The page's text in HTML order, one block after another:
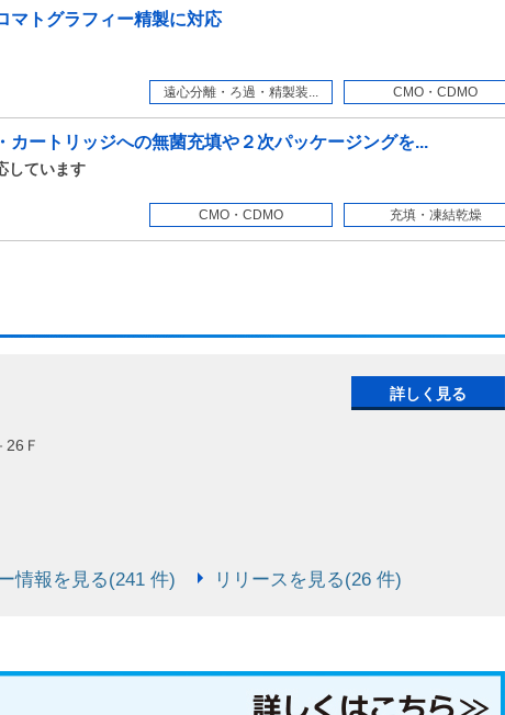
マトグラフィー精製に対応
遠心分離・ろ過・精製装...
CMO・CDMO
カートリッジへの無菌充填や２次パッケージングを...
しています
CMO・CDMO
充填・凍結乾燥
Ｆ
情報を見る(241 件) リリースを見る(26 件)
詳しく見る